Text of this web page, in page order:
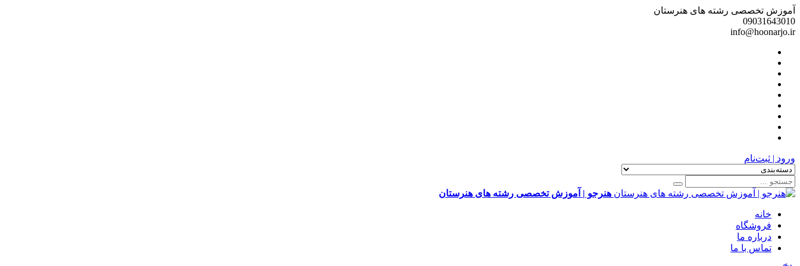
آموزش تخصصی رشته های هنرستان
09031643010
info@hoonarjo.ir
ورود | ثبت‌نام
هنرجو | آموزش تخصصی رشته های هنرستان
خانه
فروشگاه
درباره ما
تماس با ما